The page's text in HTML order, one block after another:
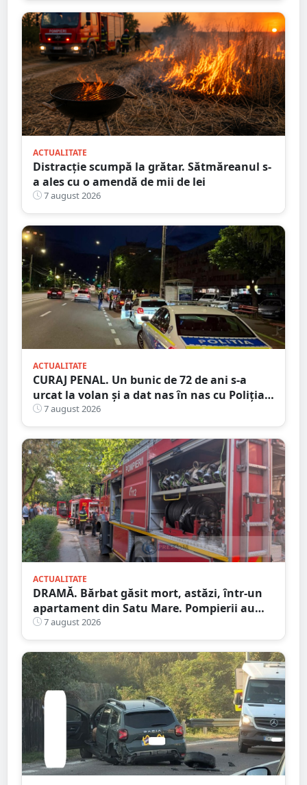
ACTUALITATE
Distracție scumpă la grătar. Sătmăreanul s-
a ales cu o amendă de mii de lei
7 august 2026
ACTUALITATE
CURAJ PENAL. Un bunic de 72 de ani s-a
urcat la volan și a dat nas în nas cu Poliția
Satu Mare
7 august 2026
ACTUALITATE
DRAMĂ. Bărbat găsit mort, astăzi, într-un
apartament din Satu Mare. Pompierii au
spart ușa
7 august 2026